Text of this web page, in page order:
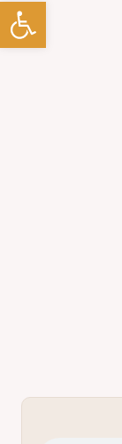
פתח